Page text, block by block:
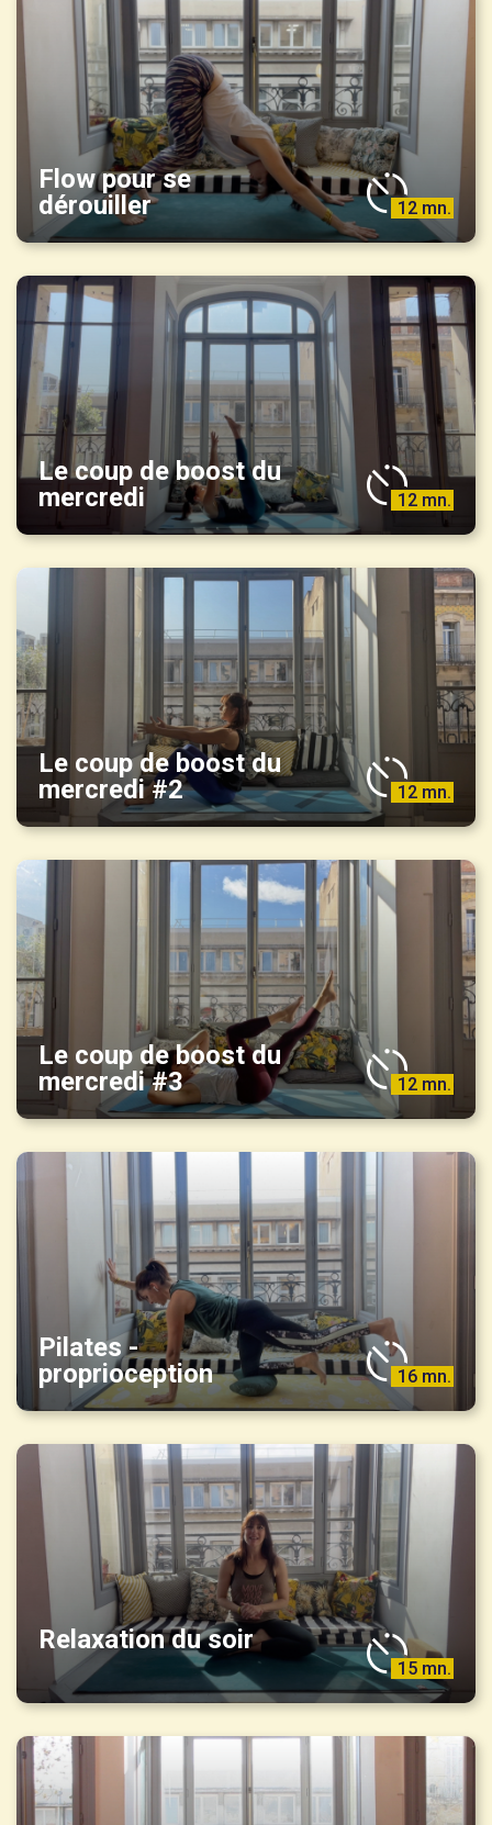
Flow pour se
dérouiller
12 mn.
Le coup de boost du
mercredi
12 mn.
Le coup de boost du
mercredi #2
12 mn.
Le coup de boost du
mercredi #3
12 mn.
Pilates -
proprioception
16 mn.
Relaxation du soir
15 mn.